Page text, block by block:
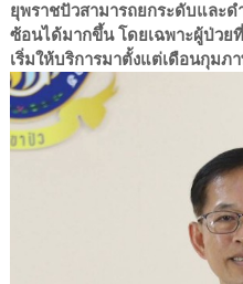
ยุพราชปัวสามารถยกระดับและ
ซ้อนได้มากขึ้น โดยเฉพาะผู้ป่วย
เริ่มให้บริการมาตั้งแต่เดือนกุมภ